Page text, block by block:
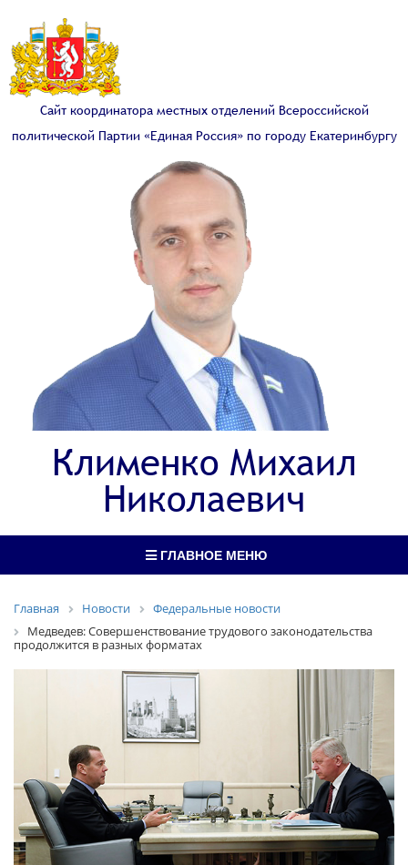
Сайт координатора местных отделений Всероссийской
политической Партии «Единая Россия» по городу Екатеринбургу
Клименко Михаил
Николаевич
ГЛАВНОЕ МЕНЮ
Главная Новости
Федеральные новости
Медведев: Совершенствование трудового законодательства
продолжится в разных форматах